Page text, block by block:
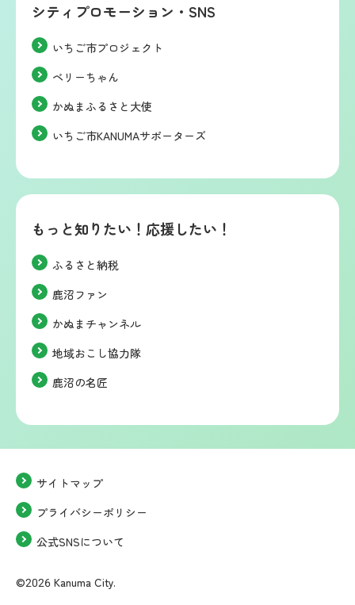
シティプロモーション・SNS
いちご市プロジェクト
ベリーちゃん
かぬまふるさと大使
いちご市KANUMAサポーターズ
もっと知りたい！応援したい！
ふるさと納税
鹿沼ファン
かぬまチャンネル
地域おこし協力隊
鹿沼の名匠
サイトマップ
プライバシーポリシー
公式SNSについて
©2026 Kanuma City.